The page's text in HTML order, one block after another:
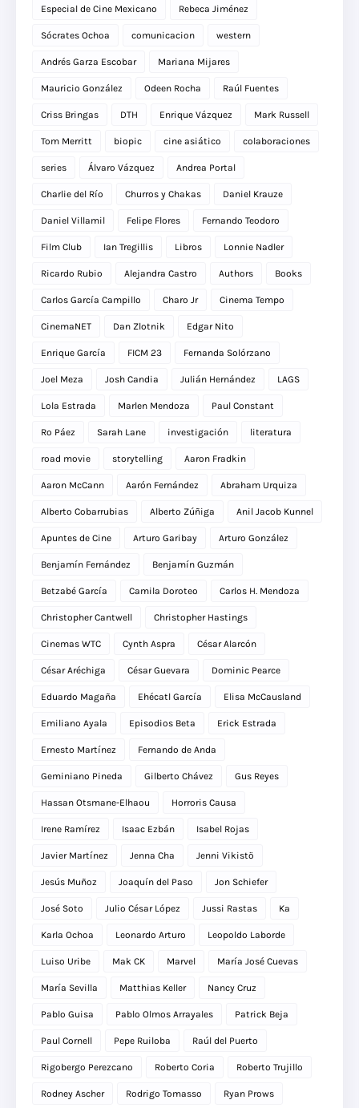
Especial de Cine Mexicano Rebeca Jiménez
Sócrates Ochoa comunicacion western
Andrés Garza Escobar Mariana Mijares
Mauricio González Odeen Rocha Raúl Fuentes
Criss Bringas DTH Enrique Vázquez Mark Russell
Tom Merritt biopic cine asiático colaboraciones
series Álvaro Vázquez Andrea Portal
Charlie del Río Churros y Chakas Daniel Krauze
Daniel Villamil Felipe Flores Fernando Teodoro
Film Club Ian Tregillis Libros Lonnie Nadler
Ricardo Rubio Alejandra Castro Authors Books
Carlos García Campillo Charo Jr Cinema Tempo
CinemaNET Dan Zlotnik Edgar Nito
Enrique García FICM 23 Fernanda Solórzano
Joel Meza Josh Candia Julián Hernández LAGS
Lola Estrada Marlen Mendoza Paul Constant
Ro Páez Sarah Lane investigación literatura
road movie storytelling Aaron Fradkin
Aaron McCann Aarón Fernández Abraham Urquiza
Alberto Cobarrubias Alberto Zúñiga Anil Jacob Kunnel
Apuntes de Cine Arturo Garibay Arturo González
Benjamín Fernández Benjamín Guzmán
Betzabé García Camila Doroteo Carlos H. Mendoza
Christopher Cantwell Christopher Hastings
Cinemas WTC Cynth Aspra César Alarcón
César Aréchiga César Guevara Dominic Pearce
Eduardo Magaña Ehécatl García Elisa McCausland
Emiliano Ayala Episodios Beta Erick Estrada
Ernesto Martínez Fernando de Anda
Geminiano Pineda Gilberto Chávez Gus Reyes
Hassan Otsmane-Elhaou Horroris Causa
Irene Ramírez Isaac Ezbán Isabel Rojas
Javier Martínez Jenna Cha Jenni Vikistö
Jesús Muñoz Joaquín del Paso Jon Schiefer
José Soto Julio César López Jussi Rastas Ka
Karla Ochoa Leonardo Arturo Leopoldo Laborde
Luiso Uribe Mak CK Marvel María José Cuevas
María Sevilla Matthias Keller Nancy Cruz
Pablo Guisa Pablo Olmos Arrayales Patrick Beja
Paul Cornell Pepe Ruiloba Raúl del Puerto
Rigobergo Perezcano Roberto Coria Roberto Trujillo
Rodney Ascher Rodrigo Tomasso Ryan Prows